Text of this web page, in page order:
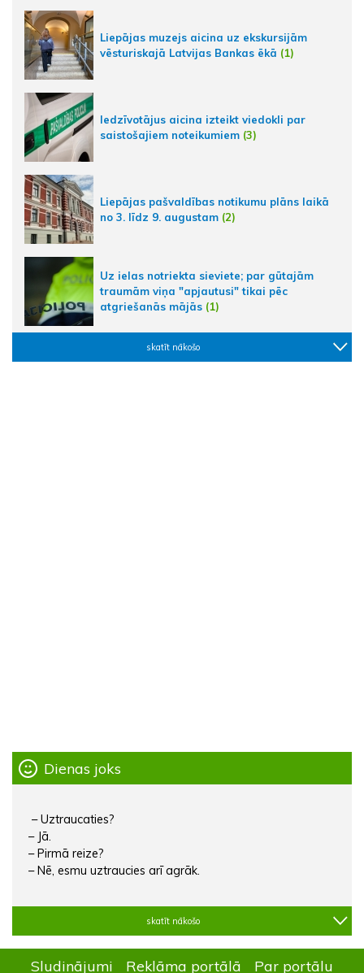
Liepājas muzejs aicina uz ekskursijām
vēsturiskajā Latvijas Bankas ēkā (1)
Iedzīvotājus aicina izteikt viedokli par
saistošajiem noteikumiem (3)
Liepājas pašvaldības notikumu plāns laikā
no 3. līdz 9. augustam (2)
Uz ielas notriekta sieviete; par gūtajām
traumām viņa "apjautusi" tikai pēc
atgriešanās mājās (1)
skatīt nākošo
Dienas joks
– Uztraucaties?
– Jā.
– Pirmā reize?
– Nē, esmu uztraucies arī agrāk.
skatīt nākošo
Sludinājumi Reklāma portālā Par portālu